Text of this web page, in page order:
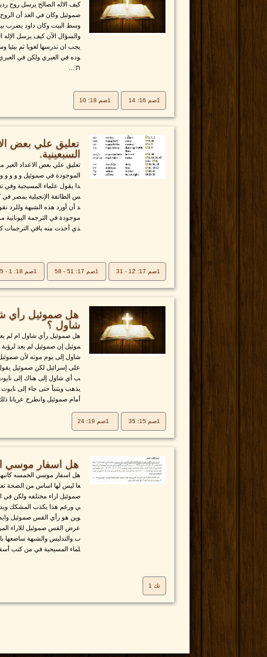
كيف الاله الصالح يرسل روح
صموئيل وكان في الغد أن
وسط البيت وكان داود يضرب
والسؤال الآن كيف يرسل الإله
يجب ان ندرسها لغويا ثم بيئيا
وده في العبري ولكن في
ת ...
1صم 16: 14
تعليق علي بعض
السبعينية.
تعليق علي بعض الاعداد الغير
الموجودة في صموئيل و و و و و
ذا يقول علماء المسيحية وفي
س الطائفة الإنجيلية بمصر
د أن أورد هذه الشبهة وللرد
موجودة في الترجمة اليونانية
ذي أخذت منه باقي الترجمات
1صم 17: 12 - 31
هل صموئيل رأي
شاول ؟
هل صموئيل رأي شاول ام لم
موئيل إن صموئيل لم يعد
شاول إلى يوم موته لأن
على إسرائيل لكن صموئيل
ب أي شاول إلى هناك إلى
يذهب ويتنبأ حتى جاء إلى نايوت
أمام صموئيل وانطرح عريانا
1صم 15: 35
هل اسفار موسي
هل اسفار موسي الخمسه
عا ليس لها اساس من الصحة
صموئيل اراء مختلفه ولكن في
ي ورغم هذا يكذب المشكك
وين هو رأي القس صموئيل
عرض القس صموئيل للاراء
ب والتدليس والشبهة ساضعها
لماء المسيحية في من كتب
تك 1